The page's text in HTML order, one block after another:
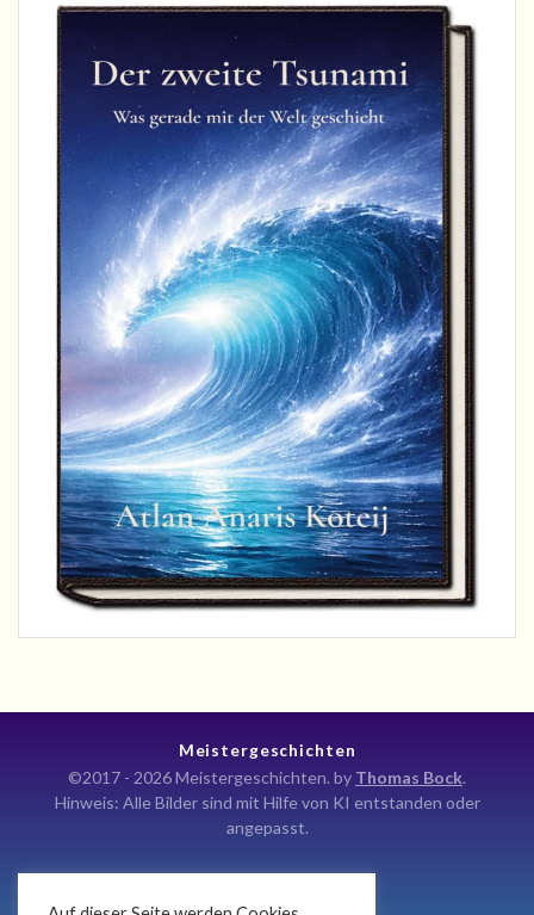
Meistergeschichten
©2017 - 2026 Meistergeschichten. by Thomas Bock.
Hinweis: Alle Bilder sind mit Hilfe von KI entstanden oder
angepasst.